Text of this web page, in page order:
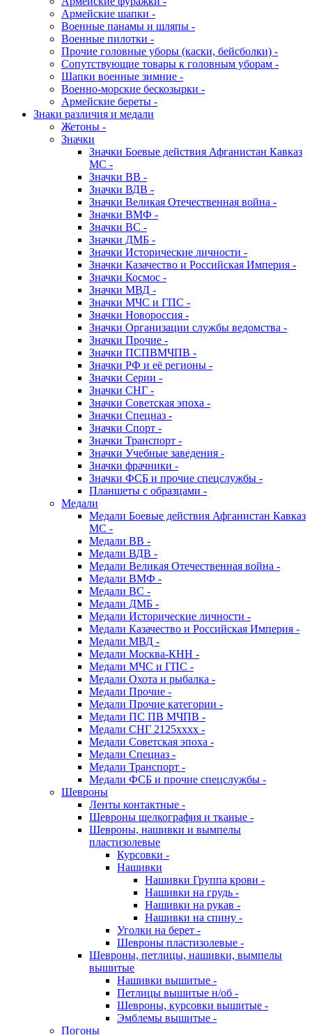
Армейские шапки -
Военные панамы и шляпы -
Военные пилотки -
Прочие головные уборы (каски, бейсболки) -
Сопутствующие товары к головным уборам -
Шапки военные зимние -
Военно-морские бескозырки -
Армейские береты -
Знаки различия и медали
Жетоны -
Значки
Значки Боевые действия Афганистан Кавказ
МС -
Значки ВВ -
Значки ВДВ -
Значки Великая Отечественная война -
Значки ВМФ -
Значки ВС -
Значки ДМБ -
Значки Исторические личности -
Значки Казачество и Российская Империя -
Значки Космос -
Значки МВД -
Значки МЧС и ГПС -
Значки Новороссия -
Значки Организации службы ведомства -
Значки Прочие -
Значки ПСПВМЧПВ -
Значки РФ и её регионы -
Значки Серии -
Значки СНГ -
Значки Советская эпоха -
Значки Спецназ -
Значки Спорт -
Значки Транспорт -
Значки Учебные заведения -
Значки фрачники -
Значки ФСБ и прочие спецслужбы -
Планшеты с образцами -
Медали
Медали Боевые действия Афганистан Кавказ
МС -
Медали ВВ -
Медали ВДВ -
Медали Великая Отечественная война -
Медали ВМФ -
Медали ВС -
Медали ДМБ -
Медали Исторические личности -
Медали Казачество и Российская Империя -
Медали МВД -
Медали Москва-КНН -
Медали МЧС и ГПС -
Медали Охота и рыбалка -
Медали Прочие -
Медали Прочие категории -
Медали ПС ПВ МЧПВ -
Медали СНГ 2125хххх -
Медали Советская эпоха -
Медали Спецназ -
Медали Транспорт -
Медали ФСБ и прочие спецслужбы -
Шевроны
Ленты контактные -
Шевроны шелкография и тканые -
Шевроны, нашивки и вымпелы
пластизолевые
Курсовки -
Нашивки
Нашивки Группа крови -
Нашивки на грудь -
Нашивки на рукав -
Нашивки на спину -
Уголки на берет -
Шевроны пластизолевые -
Шевроны, петлицы, нашивки, вымпелы
вышитые
Нашивки вышитые -
Петлицы вышитые н/об -
Шевроны, курсовки вышитые -
Эмблемы вышитые -
Погоны